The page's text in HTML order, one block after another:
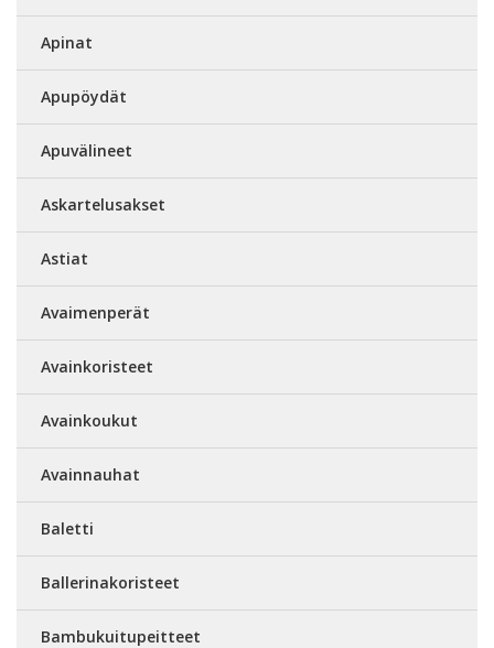
Apinat
Apupöydät
Apuvälineet
Askartelusakset
Astiat
Avaimenperät
Avainkoristeet
Avainkoukut
Avainnauhat
Baletti
Ballerinakoristeet
Bambukuitupeitteet